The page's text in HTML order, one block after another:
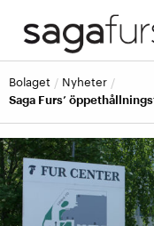
bolaget
nyheter
Saga Furs’